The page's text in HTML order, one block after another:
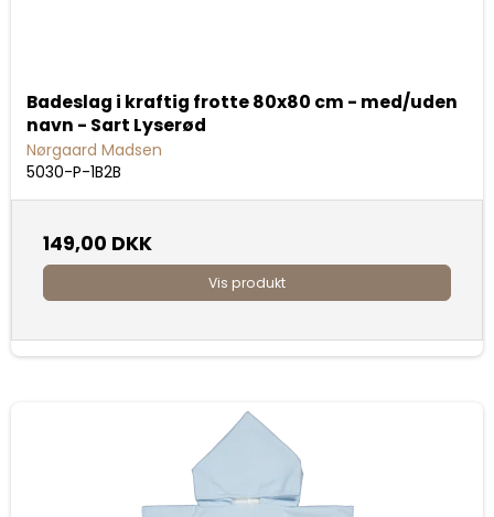
Badeslag i kraftig frotte 80x80 cm - med/uden
navn - Sart Lyserød
Nørgaard Madsen
5030-P-1B2B
149,00 DKK
Vis produkt